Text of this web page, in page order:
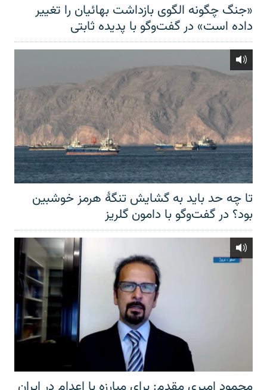
«جنگ چگونه الگوی بازداشت بهائیان را تغییر
داده است» در گفت‌وگو با پدیده ثابتی
تا چه حد باید به گشایش تنگهٔ هرمز خوشبین
بود؟ در گفت‌وگو با دامون گلریز